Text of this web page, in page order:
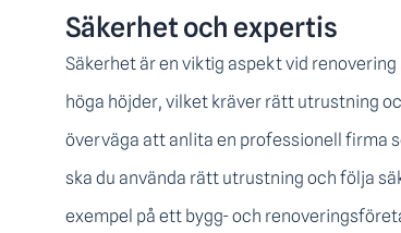
Säkerhet och expertis
Säkerhet är en viktig aspekt vid
höga höjder, vilket kräver rätt utrustning
överväga att anlita en professionell firma
ska du använda rätt utrustning och följa
exempel på ett bygg- och